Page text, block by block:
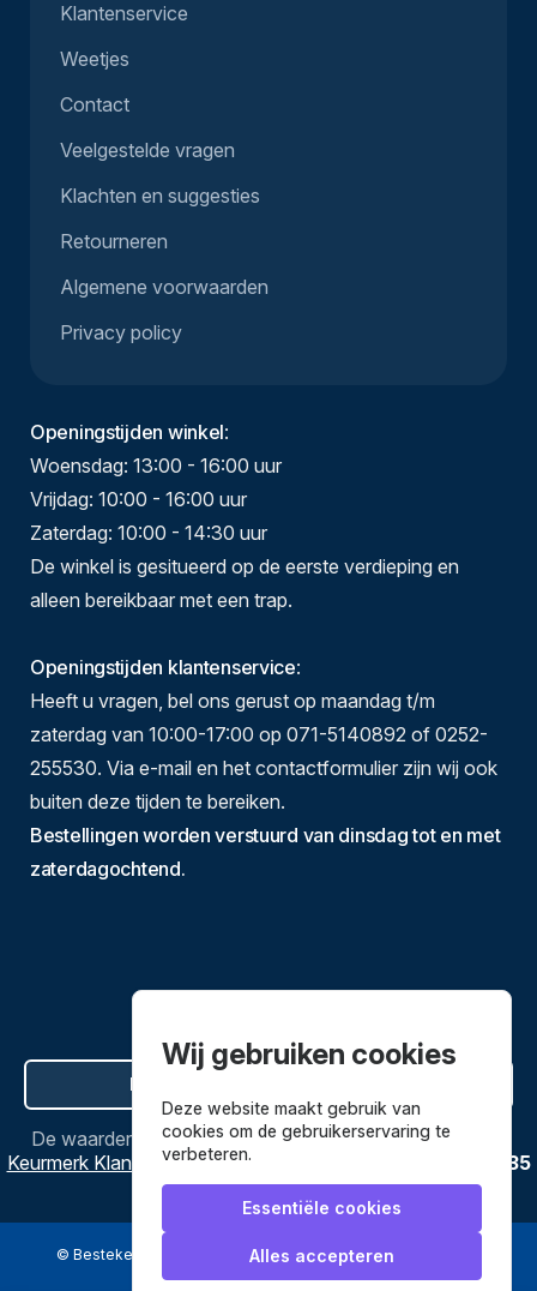
Klantenservice
Weetjes
Contact
Veelgestelde vragen
Klachten en suggesties
Retourneren
Algemene voorwaarden
Privacy policy
Openingstijden winkel:
Woensdag: 13:00 - 16:00 uur
Vrijdag: 10:00 - 16:00 uur
Zaterdag: 10:00 - 14:30 uur
De winkel is gesitueerd op de eerste verdieping en
alleen bereikbaar met een trap.
Openingstijden klantenservice:
Heeft u vragen, bel ons gerust op maandag t/m
zaterdag van 10:00-17:00 op 071-5140892 of 0252-
255530. Via e-mail en het contactformulier zijn wij ook
buiten deze tijden te bereiken.
Bestellingen worden verstuurd van dinsdag tot en met
zaterdagochtend.
Hier de overeenkomst ontbinden
De waardering vanBestekenpannen.nlbijWebwinkel
Keurmerk Klantbeoordelingen
3635
reviews.
© Bestekenpannen.nl 2026 een webshop van
Wij gebruiken cookies
Deze website maakt gebruik van
cookies om de gebruikerservaring te
verbeteren.
Essentiële cookies
Alles accepteren